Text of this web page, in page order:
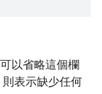
以省略這個欄
表示缺少任何